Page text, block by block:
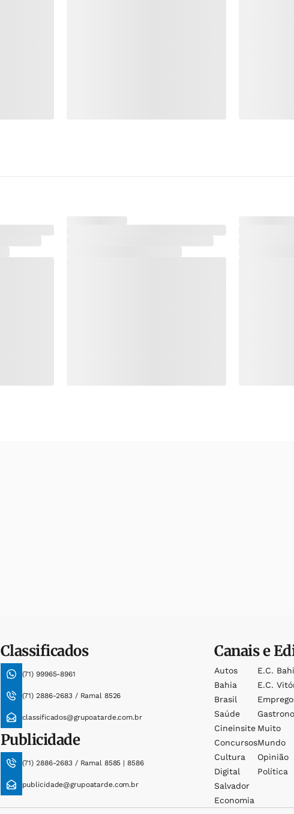
Classificados
(71) 99965-8961
(71) 2886-2683 / Ramal 8526
classificados@grupoatarde.com.br
Publicidade
(71) 2886-2683 / Ramal 8585 | 8586
publicidade@grupoatarde.com.br
Canais e
Autos
Bahia
Brasil
Saúde
Cineinsite
Concursos
Cultura
Digital
Salvador
Economia
E.c.
E.c.
Muito
Mundo
Opinião
Política